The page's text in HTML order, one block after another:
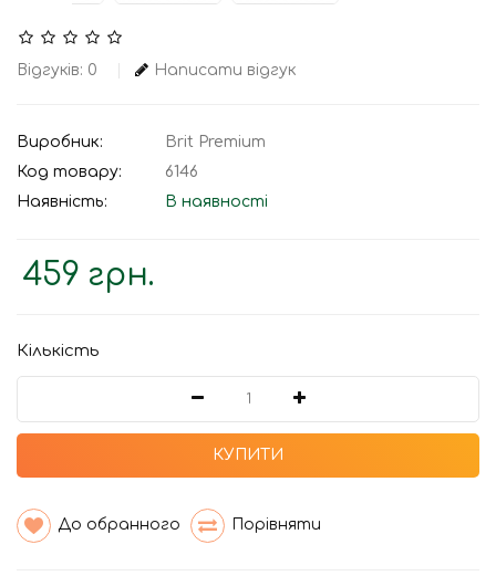
Відгуків: 0 Написати відгук
Виробник:
Brit Premium
Код товару:
6146
Наявність:
В наявності
459 грн.
Кількість
КУПИТИ
До обранного Порівняти